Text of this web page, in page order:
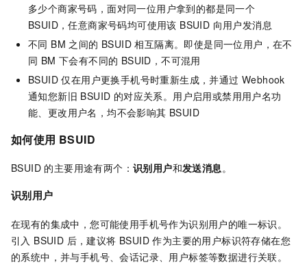
多少个商家号码，面对同一位用户拿到的都是同一个
BSUID，任意商家号码均可使用该 BSUID 向用户发消息
不同 BM 之间的 BSUID 相互隔离。即使是同一位用户，在不
同 BM 下会有不同的 BSUID，不可混用
BSUID 仅在用户更换手机号时重新生成，并通过 Webhook
通知您新旧 BSUID 的对应关系。用户启用或禁用用户名功
能、更改用户名，均不会影响其 BSUID
如何使用 BSUID
BSUID 的主要用途有两个： 识别用户和发送消息。
识别用户
在现有的集成中，您可能使用手机号作为识别用户的唯一标识。
引入 BSUID 后，建议将 BSUID 作为主要的用户标识符存储在您
的系统中，并与手机号、会话记录、用户标签等数据进行关联。